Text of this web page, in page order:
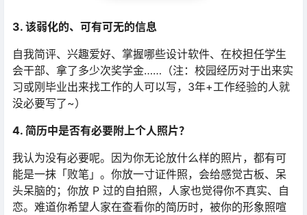
3. 该弱化的、可有可无的信息
自我简评、兴趣爱好、掌握哪些设计软件、在校担任学生
会干部、拿了多少次奖学金……（注：校园经历对于出来实
习或刚毕业出来找工作的人可以写，3年+工作经验的人就
没必要写了~）
4. 简历中是否有必要附上个人照片？
我认为没有必要呢。因为你无论放什么样的照片，都有可
能是一抹「败笔」。你放一寸证件照，会给感觉古板、呆
头呆脑的；你放 P 过的自拍照，人家也觉得你不真实、自
恋。难道你希望人家在查看你的简历时，被你的形象照喧